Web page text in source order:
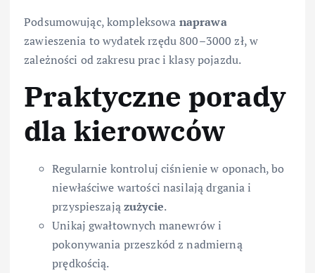
Podsumowując, kompleksowa naprawa
zawieszenia to wydatek rzędu 800–3000 zł, w
zależności od zakresu prac i klasy pojazdu.
Praktyczne porady
dla kierowców
Regularnie kontroluj ciśnienie w oponach, bo
niewłaściwe wartości nasilają drgania i
przyspieszajązużycie.
Unikaj gwałtownych manewrów i
pokonywania przeszkód z nadmierną
prędkością.